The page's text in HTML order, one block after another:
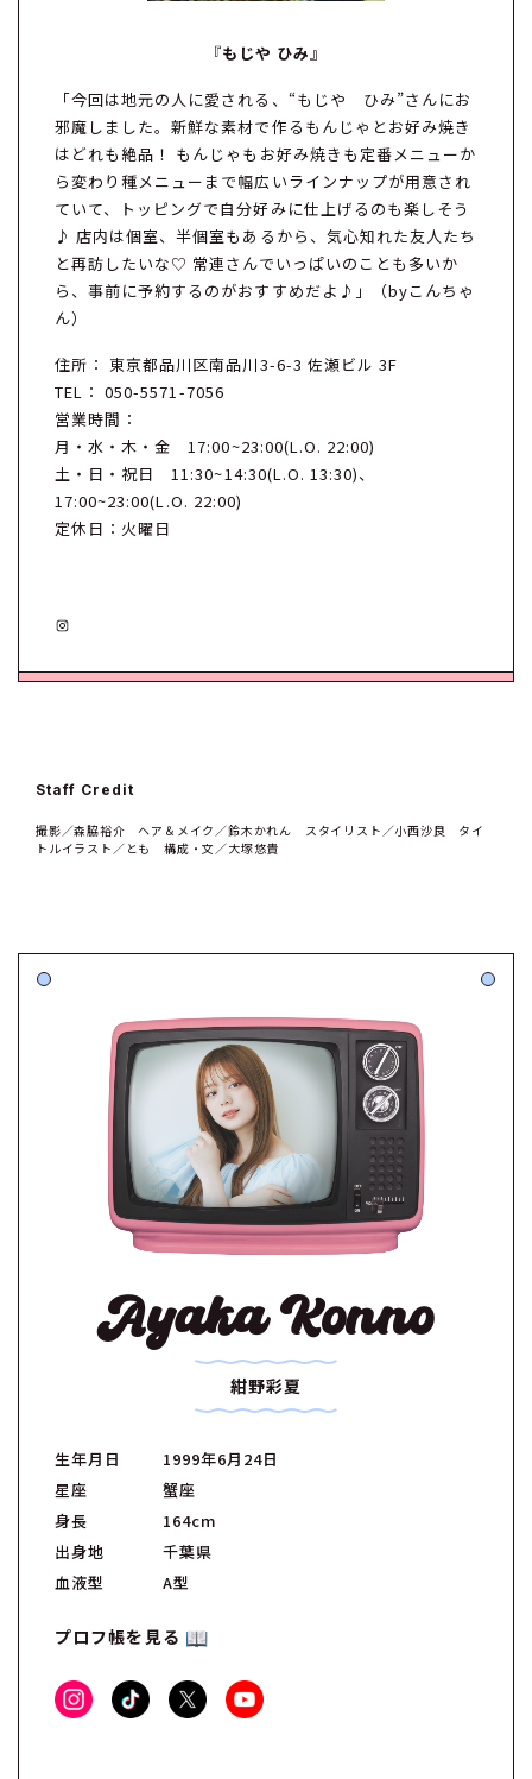
『もじや ひみ』
「今回は地元の人に愛される、“もじや ひみ”さんにお
邪魔しました。新鮮な素材で作るもんじゃとお好み焼き
はどれも絶品！ もんじゃもお好み焼きも定番メニューか
ら変わり種メニューまで幅広いラインナップが用意され
ていて、トッピングで自分好みに仕上げるのも楽しそう
♪ 店内は個室、半個室もあるから、気心知れた友人たち
と再訪したいな♡ 常連さんでいっぱいのことも多いか
ら、事前に予約するのがおすすめだよ♪」（byこんちゃ
ん）
住所： 東京都品川区南品川3-6-3 佐瀬ビル 3F
TEL： 050-5571-7056
営業時間：
月・水・木・金 17:00~23:00(L.O. 22:00)
土・日・祝日 11:30~14:30(L.O. 13:30)、
17:00~23:00(L.O. 22:00)
定休日：火曜日
Instagram
Staff Credit
撮影／森脇裕介 ヘア＆メイク／鈴木かれん スタイリスト／小西沙良 タイ
トルイラスト／とも 構成・文／大塚悠貴
Ayaka Konno
紺野彩夏
生年月日
1999年6月24日
星座
蟹座
身長
164cm
出身地
千葉県
血液型
A型
プロフ帳を見る